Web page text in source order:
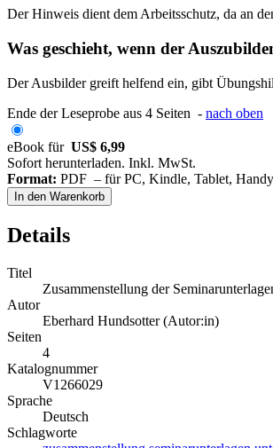
Der Hinweis dient dem Arbeitsschutz, da an
Was geschieht, wenn der
Der Ausbilder greift helfend ein, gibt
Ende der Leseprobe aus 4 Seiten - nach oben
eBook für US$ 6,99
Sofort herunterladen. Inkl. MwSt.
Format: PDF – für PC, Kindle, Tablet,
In den Warenkorb
Details
Titel
Zusammenstellung der
Autor
Eberhard Hundsotter (Autor:in)
Seiten
4
Katalognummer
V1266029
Sprache
Deutsch
Schlagworte